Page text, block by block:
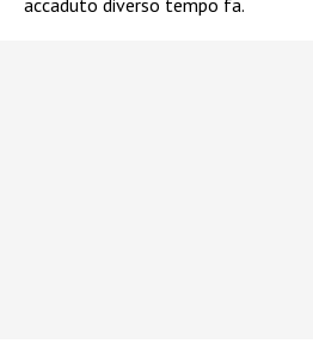
accaduto diverso tempo fa.